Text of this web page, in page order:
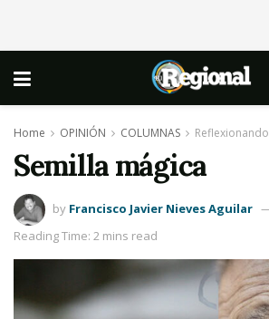
Home OPINIÓN COLUMNAS Reflexionando
Semilla mágica
by Francisco Javier Nieves Aguilar
Reading Time: 2 mins read